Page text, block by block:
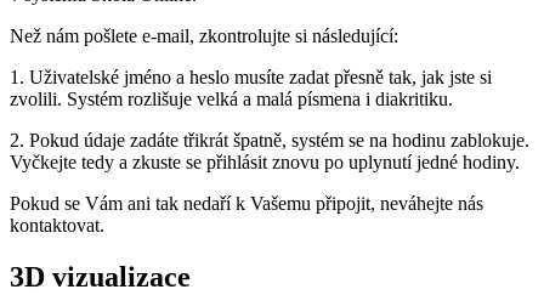
Než nám pošlete e-mail, zkontrolujte si následující:
1. Uživatelské jméno a heslo musíte zadat přesně tak, jak jste si
zvolili. Systém rozlišuje velká a malá písmena i diakritiku.
2. Pokud údaje zadáte třikrát špatně, systém se na hodinu zablokuje.
Vyčkejte tedy a zkuste se přihlásit znovu po uplynutí jedné hodiny.
Pokud se Vám ani tak nedaří k Vašemu připojit, neváhejte nás
kontaktovat.
3D vizualizace